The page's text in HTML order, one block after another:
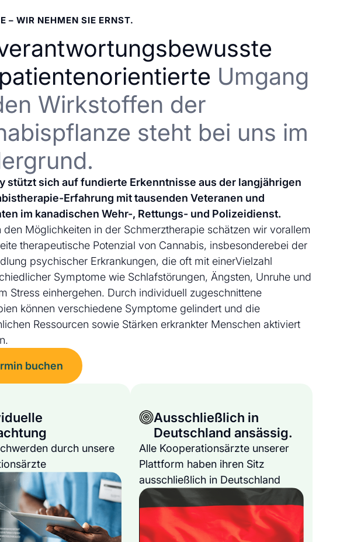
– WIR NEHMEN SIE ERNST.
Umgang
Wirkstoffen der
steht bei uns im
stützt sich auf fundierte Erkenntnisse aus der langjährigen
Erfahrung mit tausenden Veteranen und
im kanadischen Wehr-, Rettungs- und Polizeidienst.
den Möglichkeiten in der Schmerztherapie schätzen wir vorallem
therapeutische Potenzial von Cannabis, insbesonderebei der
psychischer Erkrankungen, die oft mit einerVielzahl
Symptome wie Schlafstörungen, Ängsten, Unruhe und
Stress einhergehen. Durch individuell zugeschnittene
können verschiedene Symptome gelindert und die
Ressourcen sowie Stärken erkrankter Menschen aktiviert
buchen
durch unsere
Ausschließlich in
Deutschland ansässig.
Alle Kooperationsärzte unserer
Plattform haben ihren Sitz
ausschließlich in Deutschland